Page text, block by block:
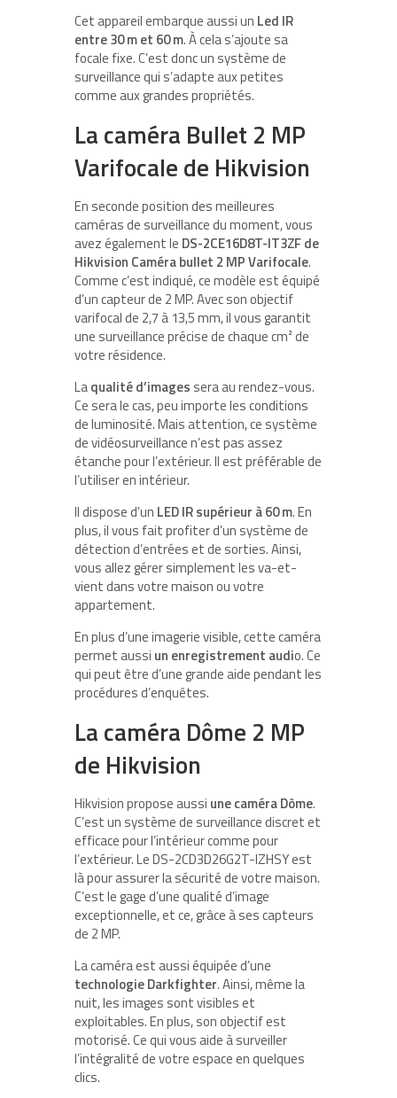
Cet appareil embarque aussi un Led IR
entre 30 m et 60 m. À cela s’ajoute sa
focale fixe. C’est donc un système de
surveillance qui s’adapte aux petites
comme aux grandes propriétés.
La caméra Bullet 2 MP
Varifocale de Hikvision
En seconde position des meilleures
caméras de surveillance du moment, vous
avez également le DS-2CE16D8T-IT3ZF de
Hikvision Caméra bullet 2 MP Varifocale.
Comme c’est indiqué, ce modèle est équipé
d’un capteur de 2 MP. Avec son objectif
varifocal de 2,7 à 13,5 mm, il vous garantit
une surveillance précise de chaque cm² de
votre résidence.
Laqualité d’images sera au rendez-vous.
Ce sera le cas, peu importe les conditions
de luminosité. Mais attention, ce système
de vidéosurveillance n’est pas assez
étanche pour l’extérieur. Il est préférable de
l’utiliser en intérieur.
Il dispose d’un LED IR supérieur à 60 m. En
plus, il vous fait profiter d’un système de
détection d’entrées et de sorties. Ainsi,
vous allez gérer simplement les va-et-
vient dans votre maison ou votre
appartement.
En plus d’une imagerie visible, cette caméra
permet aussi un enregistrement audio. Ce
qui peut être d’une grande aide pendant les
procédures d’enquêtes.
La caméra Dôme 2 MP
de Hikvision
Hikvision propose aussi une caméra Dôme.
C’est un système de surveillance discret et
efficace pour l’intérieur comme pour
l’extérieur. Le DS-2CD3D26G2T-IZHSY est
là pour assurer la sécurité de votre maison.
C’est le gage d’une qualité d’image
exceptionnelle, et ce, grâce à ses capteurs
de 2 MP.
La caméra est aussi équipée d’une
technologie Darkfighter. Ainsi, même la
nuit, les images sont visibles et
exploitables. En plus, son objectif est
motorisé. Ce qui vous aide à surveiller
l’intégralité de votre espace en quelques
clics.